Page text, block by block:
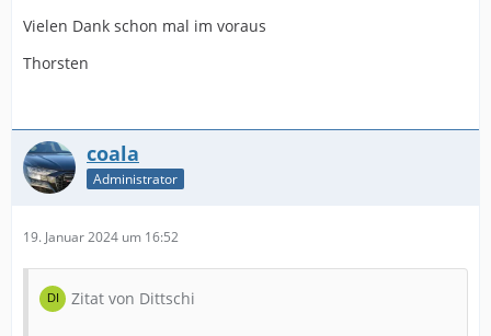
Vielen Dank schon mal im voraus
Thorsten
coala
Administrator
19. Januar 2024 um 16:52
Zitat von Dittschi